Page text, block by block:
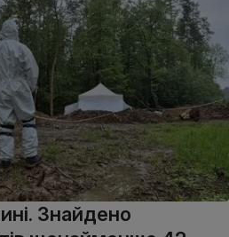
Знайдено